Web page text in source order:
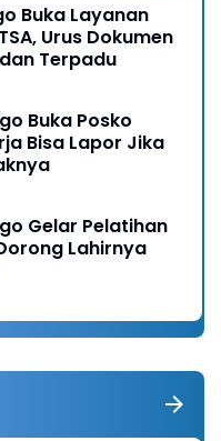
Buka Layanan
Urus Dokumen
Terpadu
Buka Posko
Bisa Lapor Jika
Gelar Pelatihan
Lahirnya